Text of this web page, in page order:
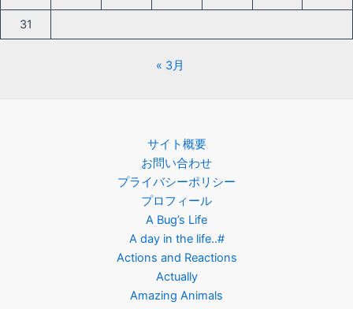
31
« 3月
サイト概要
お問い合わせ
プライバシーポリシー
プロフィール
A Bug’s Life
A day in the life..#
Actions and Reactions
Actually
Amazing Animals